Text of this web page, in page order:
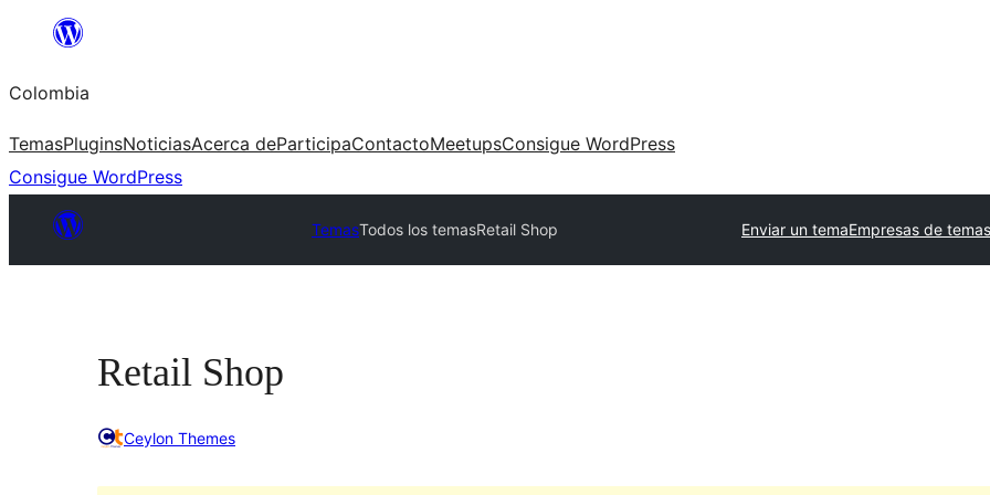
Saltar
contenido
Colombia
TemasPluginsNoticiasAcerca deParticipaContactoMeetupsConsigue WordPress
Consigue WordPress
TemasTodos los temasRetail Shop Enviar un temaEmpresas de
Retail Shop
Ceylon Themes